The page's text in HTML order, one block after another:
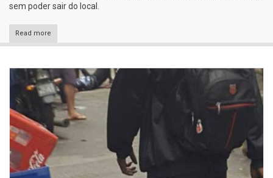
sem poder sair do local.
Read more